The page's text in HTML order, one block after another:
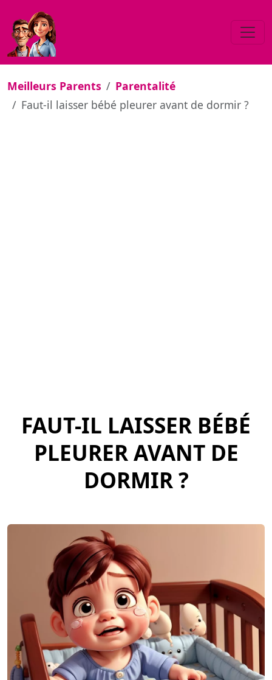
Meilleurs Parents
Parentalité
Faut-il laisser bébé pleurer avant de dormir ?
FAUT-IL LAISSER BÉBÉ
PLEURER AVANT DE
DORMIR ?